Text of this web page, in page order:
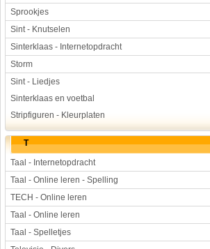
Sprookjes
Sint - Knutselen
Sinterklaas - Internetopdracht
Storm
Sint - Liedjes
Sinterklaas en voetbal
Stripfiguren - Kleurplaten
T
Taal - Internetopdracht
Taal - Online leren - Spelling
TECH - Online leren
Taal - Online leren
Taal - Spelletjes